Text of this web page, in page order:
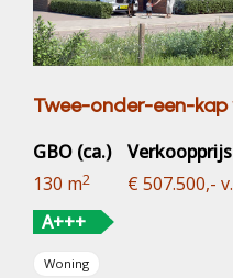
Twee-onder-een-kap
GBO (ca.)
130 m2
Verkoopprijs
€ 507.500,-
A+++
Woning